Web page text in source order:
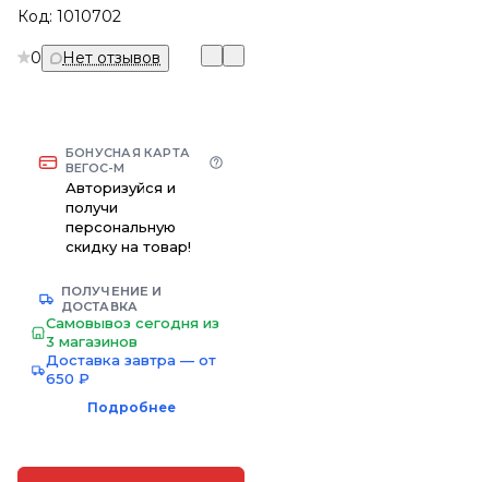
Код: 1010702
0 Нет отзывов
БОНУСНАЯ КАРТА
ВЕГОС-М
Авторизуйся и
получи
персональную
скидку на товар!
ПОЛУЧЕНИЕ И
ДОСТАВКА
Самовывоз сегодня из
3 магазинов
Доставка завтра — от
650 ₽
Подробнее